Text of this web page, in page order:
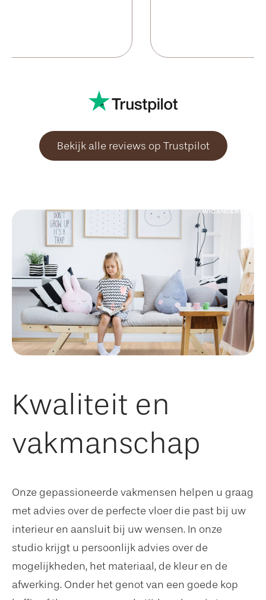
Bekijk alle reviews op Trustpilot
Kwaliteit en
vakmanschap
Onze gepassioneerde vakmensen helpen u graag
met advies over de perfecte vloer die past bij uw
interieur en aansluit bij uw wensen. In onze
studio krijgt u persoonlijk advies over de
mogelijkheden, het materiaal, de kleur en de
afwerking. Onder het genot van een goede kop